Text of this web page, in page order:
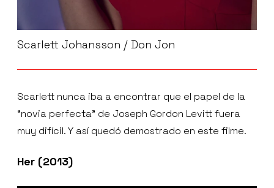
Scarlett Johansson / Don Jon
Scarlett nunca iba a encontrar que el papel de la
“novia perfecta” de Joseph Gordon Levitt fuera
muy difícil. Y así quedó demostrado en este filme.
Her (2013)